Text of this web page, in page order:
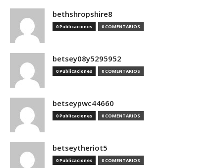
bethshropshire8
0 Publicaciones 0 COMENTARIOS
betsey08y5295952
0 Publicaciones 0 COMENTARIOS
betseypwc44660
0 Publicaciones 0 COMENTARIOS
betseytheriot5
0 Publicaciones 0 COMENTARIOS